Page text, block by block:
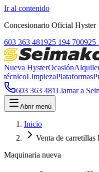
Ir al contenido
Concesionario Oficial Hyster
603 363 481925 194 700925
Nueva HysterOcasión
técnicoLimpiezaPlataformas
603 363 481Llamar a
Abrir menú
Inicio
Venta de carretillas
Maquinaria nueva